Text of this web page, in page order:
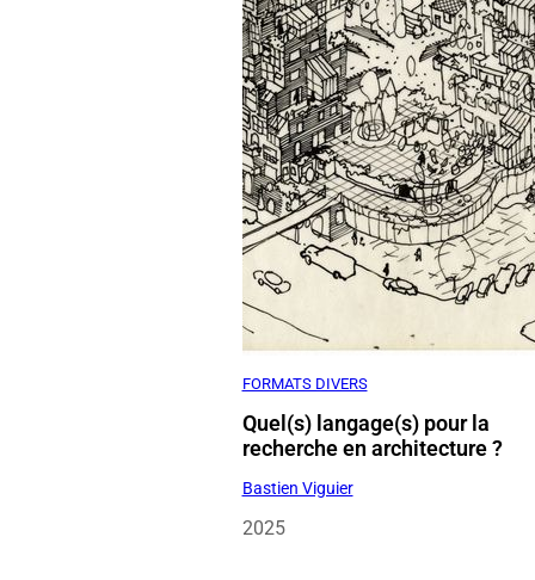
FORMATS DIVERS
Quel(s) langage(s) pour la
recherche en architecture ?
Bastien Viguier
2025